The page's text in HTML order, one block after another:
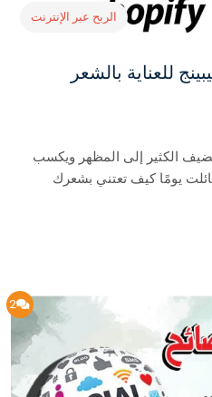
الربح عبر الإنترنت
للعناية بالشعر
الكثير إلى المظهر ويكسب
يومًا كيف تعتني بشعرك
2